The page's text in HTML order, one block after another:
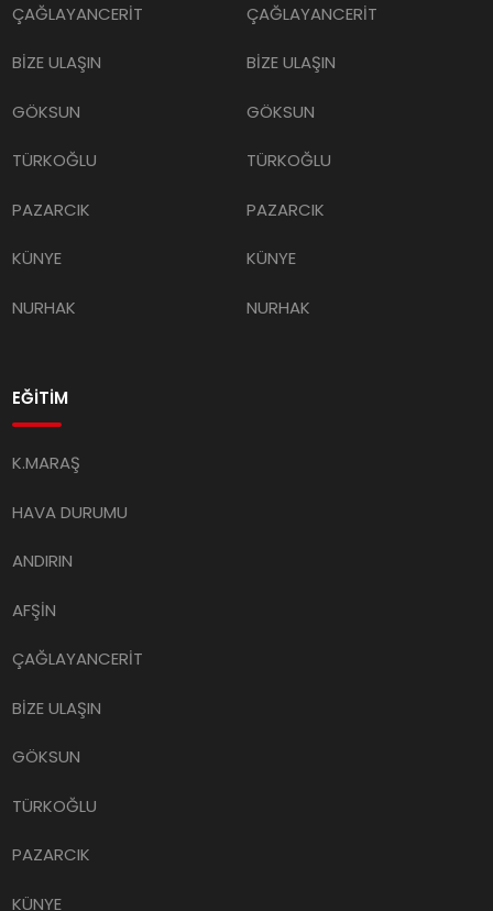
ÇAĞLAYANCERİT
BİZE ULAŞIN
GÖKSUN
TÜRKOĞLU
PAZARCIK
KÜNYE
NURHAK
ÇAĞLAYANCERİT
BİZE ULAŞIN
GÖKSUN
TÜRKOĞLU
PAZARCIK
KÜNYE
NURHAK
EĞİTİM
K.MARAŞ
HAVA DURUMU
ANDIRIN
AFŞİN
ÇAĞLAYANCERİT
BİZE ULAŞIN
GÖKSUN
TÜRKOĞLU
PAZARCIK
KÜNYE